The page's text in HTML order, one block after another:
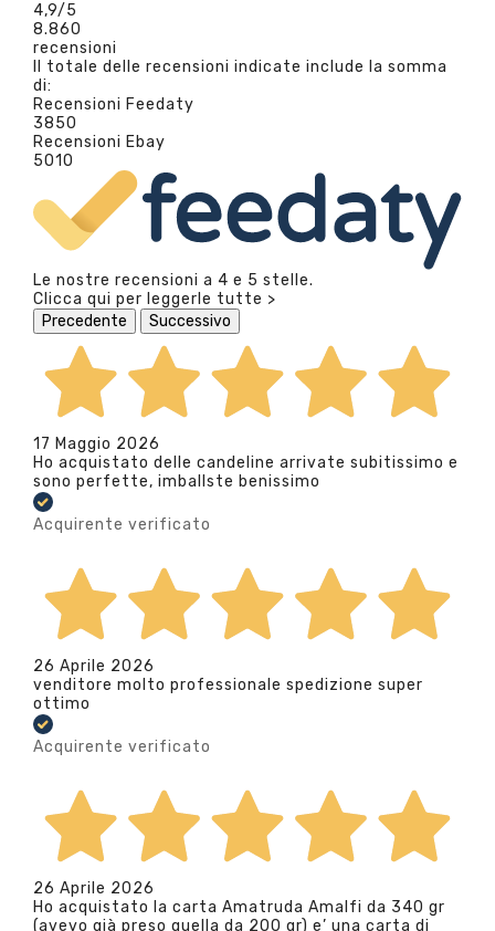
4,9/5
8.860
recensioni
Il totale delle recensioni indicate include la somma
di:
Recensioni Feedaty
3850
Recensioni Ebay
5010
Le nostre recensioni a 4 e 5 stelle.
Clicca qui per leggerle tutte >
Precedente
Successivo
17 Maggio 2026
Ho acquistato delle candeline arrivate subitissimo e
sono perfette, imballste benissimo
Acquirente verificato
26 Aprile 2026
venditore molto professionale spedizione super
ottimo
Acquirente verificato
26 Aprile 2026
Ho acquistato la carta Amatruda Amalfi da 340 gr
(avevo già preso quella da 200 gr) e’ una carta di